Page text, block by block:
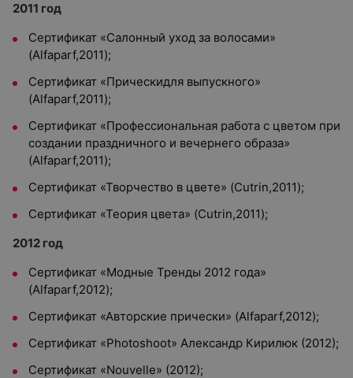
2011 год
Сертификат «Салонный уход за волосами»
(Alfaparf,2011);
Сертификат «Прическидля выпускного»
(Alfaparf,2011);
Сертификат «Профессиональная работа с цветом при
создании праздничного и вечернего образа»
(Alfaparf,2011);
Сертификат «Творчество в цвете» (Cutrin,2011);
Сертификат «Теория цвета» (Cutrin,2011);
2012 год
Сертификат «Модные Тренды 2012 года»
(Alfaparf,2012);
Сертификат «Авторские прически» (Alfaparf,2012);
Сертификат «Photoshoot» Александр Кирилюк (2012);
Сертификат «Nouvelle» (2012);